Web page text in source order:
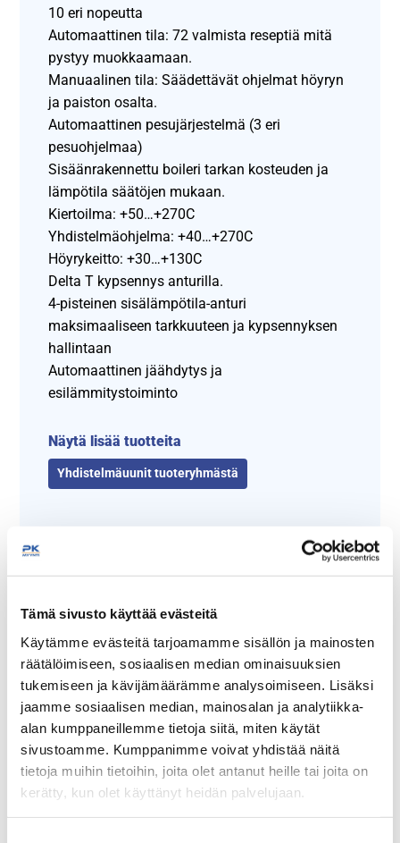
Tämä sivusto käyttää evästeitä
Käytämme evästeitä tarjoamamme sisällön ja mainosten
räätälöimiseen, sosiaalisen median ominaisuuksien
tukemiseen ja kävijämäärämme analysoimiseen. Lisäksi
jaamme sosiaalisen median, mainosalan ja analytiikka-
alan kumppaneillemme tietoja siitä, miten käytät
sivustoamme. Kumppanimme voivat yhdistää näitä
tietoja muihin tietoihin, joita olet antanut heille tai joita on
kerätty, kun olet käyttänyt heidän palvelujaan.
10 eri nopeutta
Automaattinen tila: 72 valmista reseptiä mitä
pystyy muokkaamaan.
Manuaalinen tila: Säädettävät ohjelmat höyryn
ja paiston osalta.
Automaattinen pesujärjestelmä (3 eri
pesuohjelmaa)
Sisäänrakennettu boileri tarkan kosteuden ja
lämpötila säätöjen mukaan.
Kiertoilma: +50…+270C
Yhdistelmäohjelma: +40…+270C
Höyrykeitto: +30…+130C
Delta T kypsennys anturilla.
4-pisteinen sisälämpötila-anturi
maksimaaliseen tarkkuuteen ja kypsennyksen
hallintaan
Automaattinen jäähdytys ja
esilämmitystoiminto
Näytä lisää tuotteita
Yhdistelmäuunit tuoteryhmästä
Tämäkin laite sopivasti
rahoituksella
TUTUSTU ›